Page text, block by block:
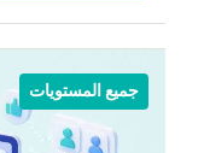
جميع المستويات